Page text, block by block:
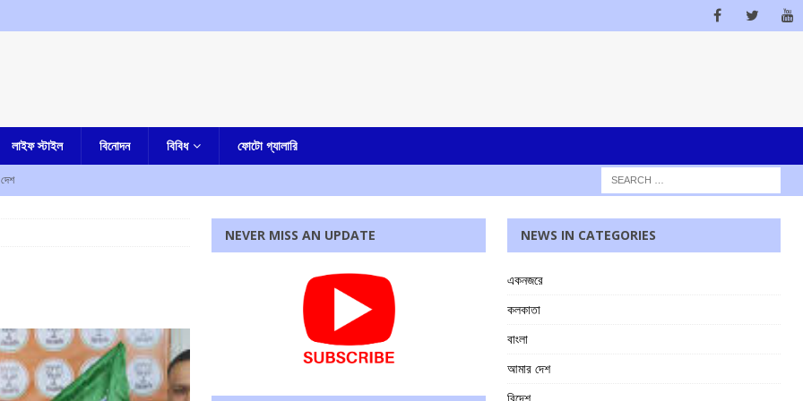
লাইফ স্টাইল বিনোদন বিবিধ ফোটো গ্যালারি
ধৃত তিন
এক নজরে
উত্তেজনা ডোমজুর এলাকায়.. বাংলা
NEVER MISS AN UPDATE NEWS IN CATEGORIES
একনজরে
কলকাতা
বাংলা
আমার দেশ